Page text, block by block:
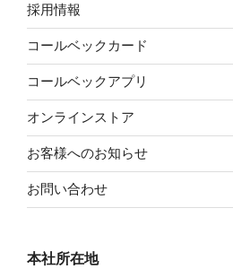
採用情報
コールベックカード
コールベックアプリ
オンラインストア
お客様へのお知らせ
お問い合わせ
本社所在地